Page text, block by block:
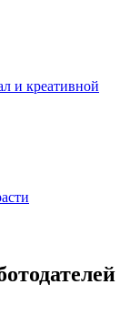
и креативной